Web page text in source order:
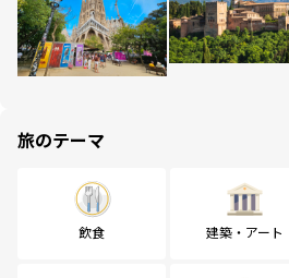
旅のテーマ
飲食 建築・アート